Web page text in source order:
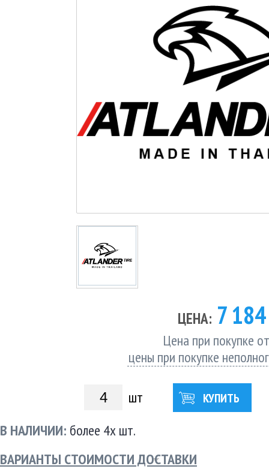
ЦЕНА: 7
Цена при покупке
цены при покупке
шт КУПИТЬ
В НАЛИЧИИ: более 4х шт.
ВАРИАНТЫ СТОИМОСТИ ДОСТАВКИ